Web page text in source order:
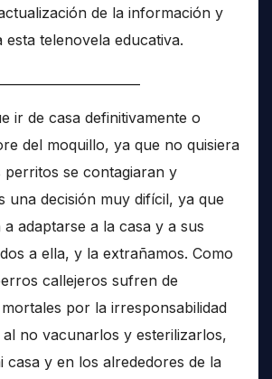
de la información y
esta telenovela educativa.
ir de casa definitivamente o
del moquillo, ya que no quisiera
perritos se contagiaran y
una decisión muy difícil, ya que
a adaptarse a la casa y a sus
a ella, y la extrañamos. Como
callejeros sufren de
por la irresponsabilidad
no vacunarlos y esterilizarlos,
casa y en los alrededores de la